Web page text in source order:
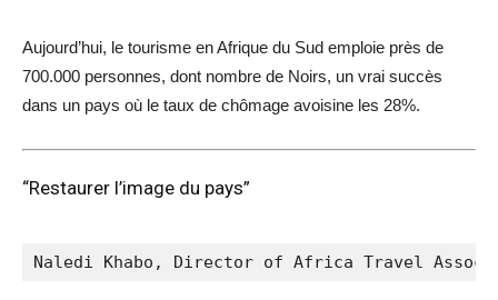
Aujourd’hui, le tourisme en Afrique du Sud emploie près de
700.000 personnes, dont nombre de Noirs, un vrai succès
dans un pays où le taux de chômage avoisine les 28%.
“Restaurer l’image du pays”
Naledi Khabo, Director of Africa Travel